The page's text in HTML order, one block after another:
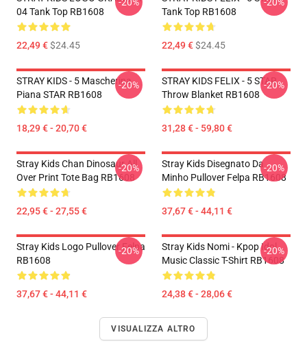
04 Tank Top RB1608
22,49 €$24.45
Tank Top RB1608
22,49 €$24.45
STRAY KIDS - 5 Mascherina
Piana STAR RB1608
18,29 € - 20,70 €
-20%
STRAY KIDS FELIX - 5 STAR
Throw Blanket RB1608
31,28 € - 59,80 €
-20%
Stray Kids Chan Dinosaur All
Over Print Tote Bag RB1608
22,95 € - 27,55 €
-20%
Stray Kids Disegnato Da
Minho Pullover Felpa RB1608
37,67 € - 44,11 €
-20%
Stray Kids Logo Pullover Felpa
RB1608
37,67 € - 44,11 €
-20%
Stray Kids Nomi - Kpop Idol
Music Classic T-Shirt RB1608
24,38 € - 28,06 €
-20%
VISUALIZZA ALTRO